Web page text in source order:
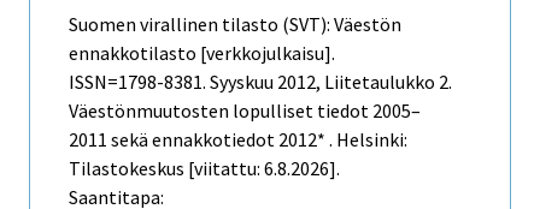
Suomen virallinen tilasto (SVT): Väestön
ennakkotilasto [verkkojulkaisu].
ISSN=1798-8381. Syyskuu 2012, Liitetaulukko 2.
Väestönmuutosten lopulliset tiedot 2005–
2011 sekä ennakkotiedot 2012* . Helsinki:
Tilastokeskus [viitattu: 6.8.2026].
Saantitapa: